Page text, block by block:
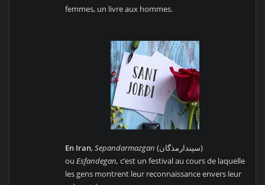
femmes, un livre aux hommes.
En Iran,Sepandarmazgan (سپندارمذگان)
ouEsfandegan,c’est un festival au cours de laquelle
les gens montrent leur reconnaissance envers leur